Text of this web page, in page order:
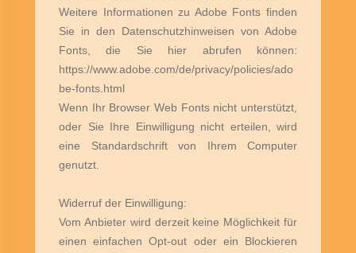
Weitere Informationen zu Adobe Fonts finden
Sie in den Datenschutzhinweisen von Adobe
Fonts, die Sie hier abrufen können:
https://www.adobe.com/de/privacy/policies/ado
be-fonts.html
Wenn Ihr Browser Web Fonts nicht unterstützt,
oder Sie Ihre Einwilligung nicht erteilen, wird
eine Standardschrift von Ihrem Computer
genutzt.
Widerruf der Einwilligung:
Vom Anbieter wird derzeit keine Möglichkeit für
einen einfachen Opt-out oder ein Blockieren